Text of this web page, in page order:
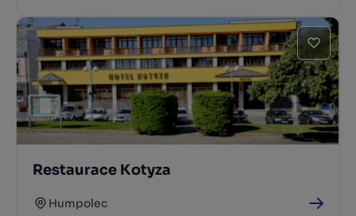
Restaurace Kotyza
Humpolec